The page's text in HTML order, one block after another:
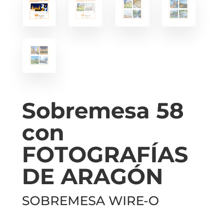
Sobremesa 58
con
FOTOGRAFÍAS
DE ARAGÓN
SOBREMESA WIRE-O